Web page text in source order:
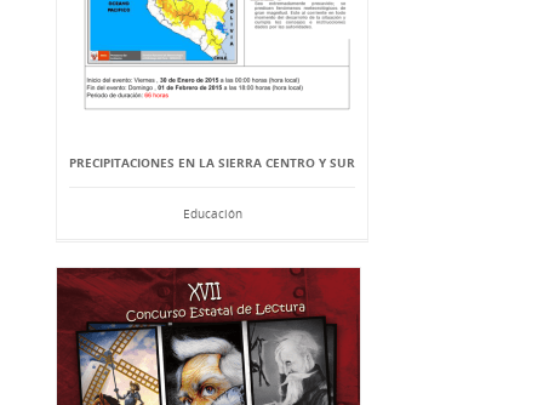
PRECIPITACIONES EN LA SIERRA CENTRO Y SUR
Educación